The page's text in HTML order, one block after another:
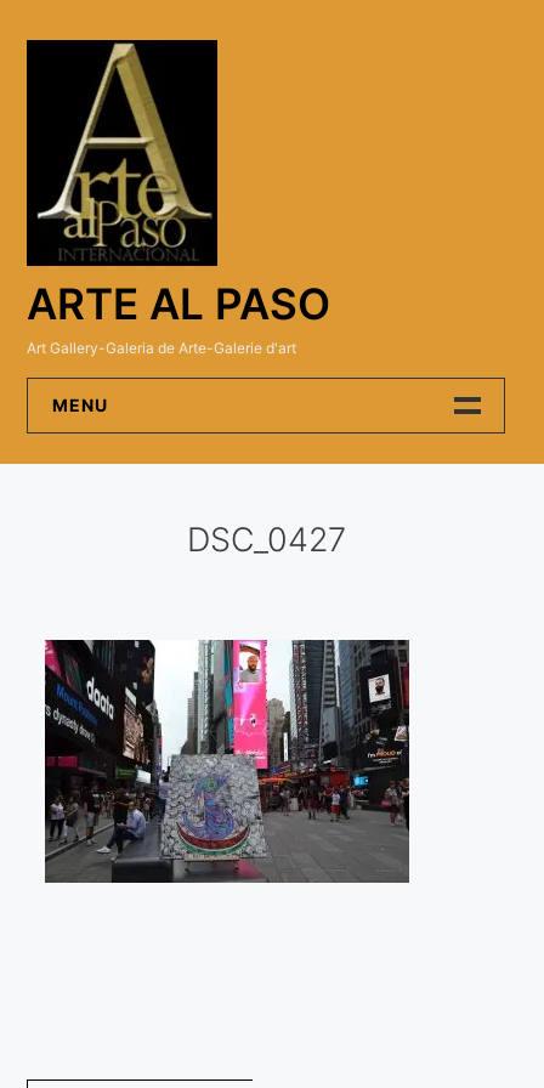
ARTE AL PASO
Art Gallery-Galeria de Arte-Galerie d'art
MENU
Visitas a los ateliers o talleres de artistas
Presse
Qué dicen de nosotros?
Aviso legal
Política de cookies
«Impressionnis-vous» Paris 2023
DSC_0427